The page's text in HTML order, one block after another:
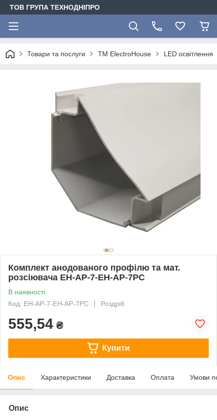
ТОВ ГРУПА ТЕХНОДНІПРО
Товари та послуги ТМ ElectroHouse LED освітлення
Комплект анодованого профілю та мат.
розсіювача EH-AP-7-EH-AP-7PC
В наявності
Код: EH-AP-7-EH-AP-7PC
Роздріб
555,54 ₴
Купити
Опис Характеристики Доставка Оплата Умови
Опис